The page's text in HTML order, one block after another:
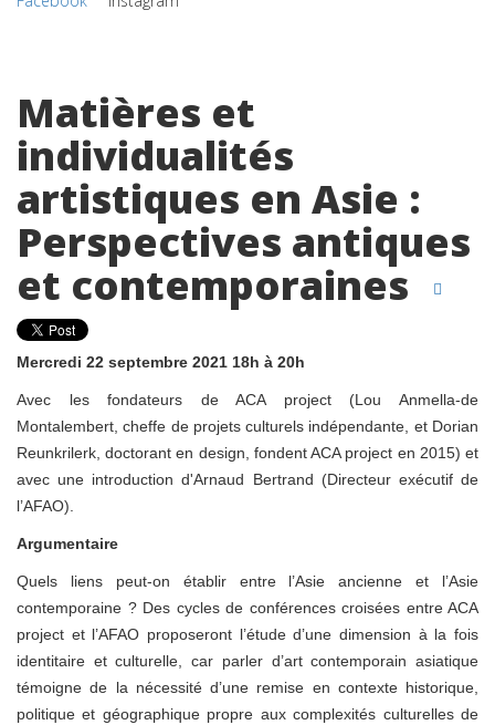
Matières et
individualités
artistiques en Asie :
Perspectives antiques
et contemporaines
Mercredi 22 septembre 2021 18h à 20h
Avec les fondateurs de ACA project (Lou Anmella-de
Montalembert, cheffe de projets culturels indépendante, et Dorian
Reunkrilerk, doctorant en design, fondent ACA project en 2015) et
avec une introduction d'Arnaud Bertrand (Directeur exécutif de
l’AFAO).
Argumentaire
Quels liens peut-on établir entre l’Asie ancienne et l’Asie
contemporaine ? Des cycles de conférences croisées entre ACA
project et l’AFAO proposeront l’étude d’une dimension à la fois
identitaire et culturelle, car parler d’art contemporain asiatique
témoigne de la nécessité d’une remise en contexte historique,
politique et géographique propre aux complexités culturelles de